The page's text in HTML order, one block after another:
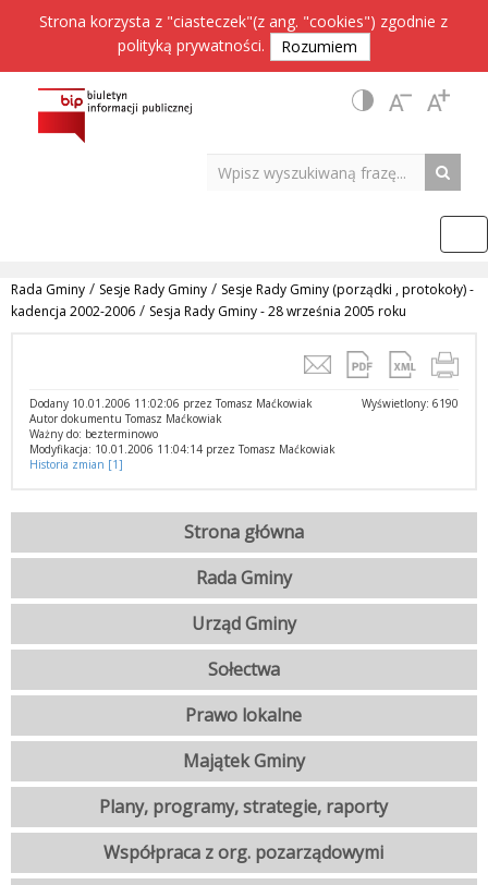
Strona korzysta z "ciasteczek"(z ang. "cookies") zgodnie z
polityką prywatności. Rozumiem
Rada Gminy / Sesje Rady Gminy / Sesje Rady Gminy (porządki , protokoły) -
kadencja 2002-2006 / Sesja Rady Gminy - 28 września 2005 roku
Wyświetlony: 6190
Dodany 10.01.2006 11:02:06 przez Tomasz Maćkowiak
Autor dokumentu Tomasz Maćkowiak
Ważny do: bezterminowo
Modyfikacja: 10.01.2006 11:04:14 przez Tomasz Maćkowiak
Historia zmian [1]
Strona główna
Rada Gminy
Urząd Gminy
Sołectwa
Prawo lokalne
Majątek Gminy
Plany, programy, strategie, raporty
Współpraca z org. pozarządowymi